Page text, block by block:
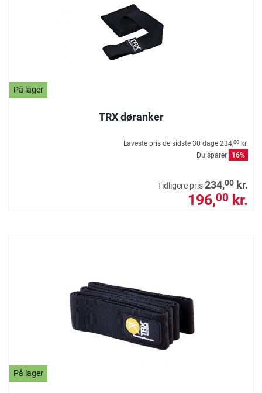
På lager
TRX døranker
Laveste pris de sidste 30 dage 234,00 kr.
Du sparer
16%
Tidligere pris234,00 kr.
196,00 kr.
På lager